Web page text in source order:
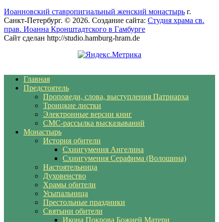
Иоанновский ставропигиальный женский монастырь г.
Санкт-Петербург. © 2026. Создание сайта: Студия храма св.
прав. Иоанна Кронштадтского в Гамбурге
Сайт сделан http://studio.hamburg-hram.de
Главная
Предстоятель
Проповеди, слова, выступления Патриарха
Троицкие листки
Электронные версии книг
СМС-рассылка высказываний
Монастырь
История обители
Схиигумения Ангелина
Схиигумения Серафима (Волошина)
Настоятельница
Духовенство
Храмы обители
Усыпальница
Престольные праздники
Святыни обители
Икона Покрова Божией Матери